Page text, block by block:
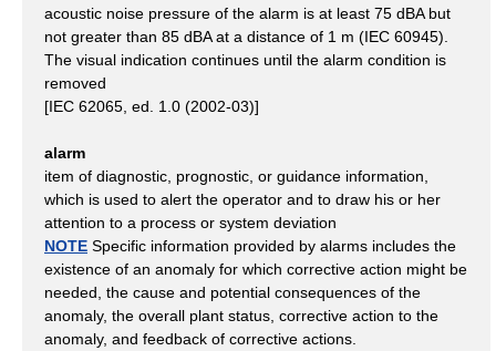
acoustic noise pressure of the alarm is at least 75 dBA but
not greater than 85 dBA at a distance of 1 m (IEC 60945).
The visual indication continues until the alarm condition is
removed
[IEC 62065, ed. 1.0 (2002-03)]
alarm
item of diagnostic, prognostic, or guidance information,
which is used to alert the operator and to draw his or her
attention to a process or system deviation
NOTE Specific information provided by alarms includes the
existence of an anomaly for which corrective action might be
needed, the cause and potential consequences of the
anomaly, the overall plant status, corrective action to the
anomaly, and feedback of corrective actions.